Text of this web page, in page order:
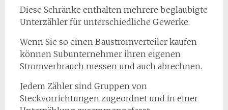
Diese Schränke enthalten mehrere beglaubigte
Unterzähler für unterschiedliche Gewerke.
Wenn Sie so einen Baustromverteiler kaufen
können Subunternehmer ihren eigenen
Stromverbrauch messen und auch abrechnen.
Jedem Zähler sind Gruppen von
Steckvorrichtungen zugeordnet und in einer